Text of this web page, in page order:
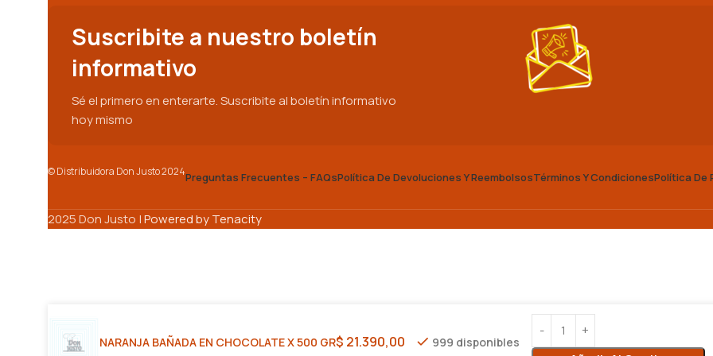
Suscribite a nuestro boletín
informativo
Sé el primero en enterarte. Suscribite al boletín informativo
hoy mismo
© Distribuidora Don Justo 2024Preguntas Frecuentes – FAQsPolítica De Devoluciones Y ReembolsosTérminos Y CondicionesPolítica De
2025 Don Justo |Powered by Tenacity
NARANJA BAÑADA EN CHOCOLATE X 500 GR$ 21.390,00 999 disponibles